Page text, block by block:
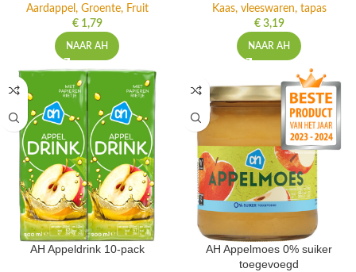
Aardappel, Groente, Fruit
€1,79
NAAR AH
Kaas, vleeswaren, tapas
€3,19
NAAR AH
AH Appeldrink 10-pack
AH Appelmoes 0% suiker
toegevoegd